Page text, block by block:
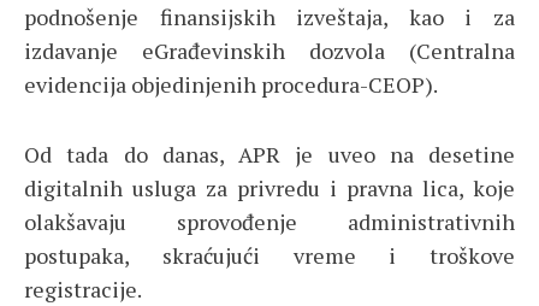
podnošenje finansijskih izveštaja, kao i za
izdavanje eGrađevinskih dozvola (Centralna
evidencija objedinjenih procedura-CEOP).
Od tada do danas, APR je uveo na desetine
digitalnih usluga za privredu i pravna lica, koje
olakšavaju sprovođenje administrativnih
postupaka, skraćujući vreme i troškove
registracije.